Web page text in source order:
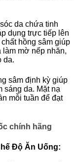
da chứa tinh
dụng trực tiếp lên
hồng sâm giúp
làm mờ nếp nhăn,
da.
sâm định kỳ giúp
sáng da. Mặt nạ
mỗi tuần để đạt
chính hãng
Độ Ăn Uống: